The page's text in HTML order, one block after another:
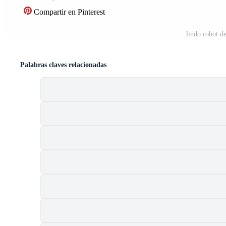
Compartir en Pinterest
lindo robot
Palabras claves relacionadas